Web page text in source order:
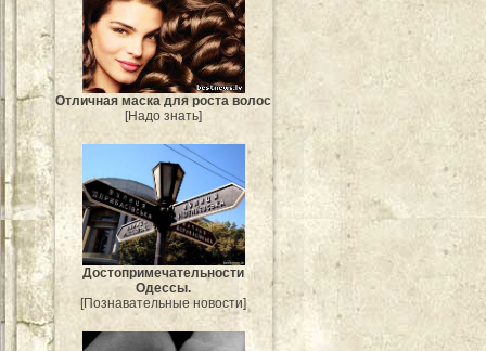
Отличная маска для роста волос
[Надо знать]
Достопримечательности
Одессы.
[Познавательные новости]